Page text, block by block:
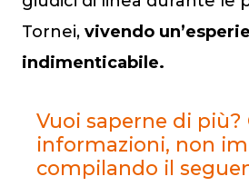
Tornei,vivendo
indimenticabile.
Vuoi saperne di più?
informazioni, non
compilando il